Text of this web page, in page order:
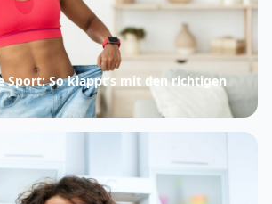
Sport: So klappt’s mit den richtigen